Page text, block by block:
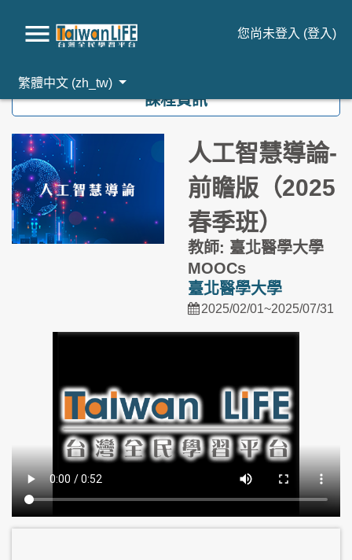
您尚未登入 (登入)
繁體中文 ‎(zh_tw)‎
課程資訊
人工智慧導論-
前瞻版（2025
春季班）
教師: 臺北醫學大學
MOOCs
臺北醫學大學
2025/02/01~2025/07/31